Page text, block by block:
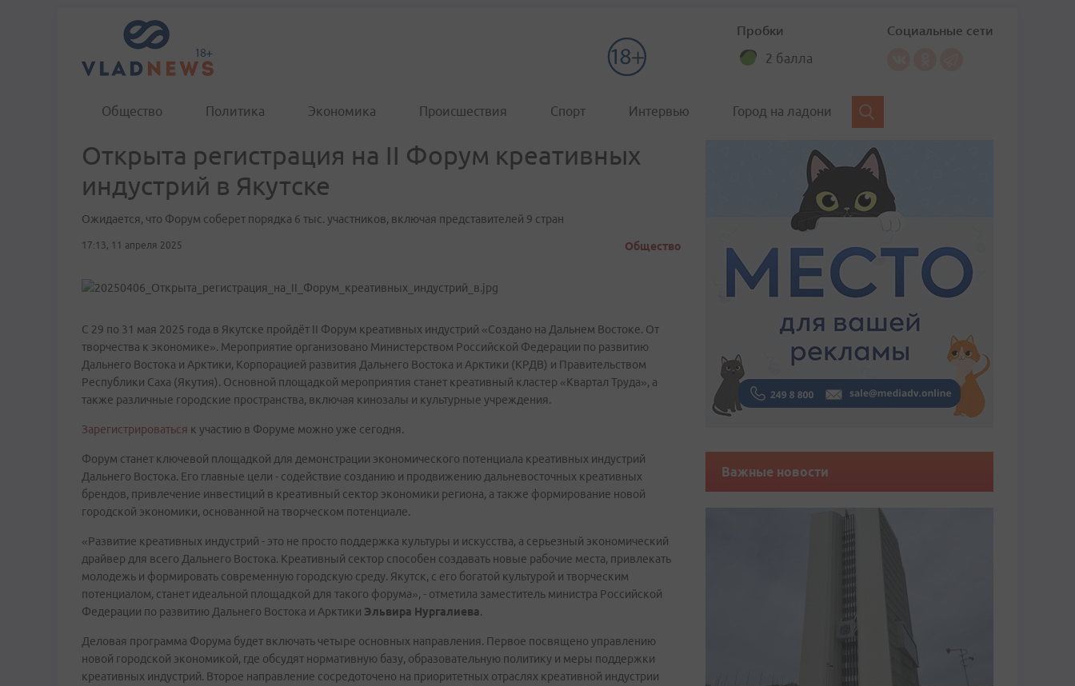
Пробки
2 балла
Социальные сети
Общество Политика Экономика Происшествия Спорт Интервью Город на ладони
Открыта регистрация на II Форум креативных
индустрий в Якутске
Ожидается, что Форум соберет порядка 6 тыс. участников, включая представителей 9 стран
17:13, 11 апреля 2025 Общество
С 29 по 31 мая 2025 года в Якутске пройдёт II Форум креативных индустрий «Создано на Дальнем Востоке. От
творчества к экономике». Мероприятие организовано Министерством Российской Федерации по развитию
Дальнего Востока и Арктики, Корпорацией развития Дальнего Востока и Арктики (КРДВ) и Правительством
Республики Саха (Якутия). Основной площадкой мероприятия станет креативный кластер «Квартал Труда», а
также различные городские пространства, включая кинозалы и культурные учреждения.
Зарегистрироваться к участию в Форуме можно уже сегодня.
Форум станет ключевой площадкой для демонстрации экономического потенциала креативных индустрий
Дальнего Востока. Его главные цели - содействие созданию и продвижению дальневосточных креативных
брендов, привлечение инвестиций в креативный сектор экономики региона, а также формирование новой
городской экономики, основанной на творческом потенциале.
«Развитие креативных индустрий - это не просто поддержка культуры и искусства, а серьезный экономический
драйвер для всего Дальнего Востока. Креативный сектор способен создавать новые рабочие места, привлекать
молодежь и формировать современную городскую среду. Якутск, с его богатой культурой и творческим
потенциалом, станет идеальной площадкой для такого форума», - отметила заместитель министра Российской
Федерации по развитию Дальнего Востока и Арктики Эльвира Нургалиева.
Деловая программа Форума будет включать четыре основных направления. Первое посвящено управлению
новой городской экономикой, где обсудят нормативную базу, образовательную политику и меры поддержки
креативных индустрий. Второе направление сосредоточено на приоритетных отраслях креативной индустрии
Важные новости